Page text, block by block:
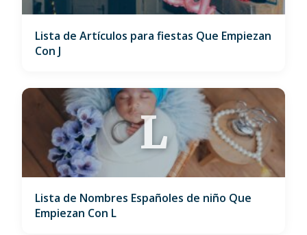
Lista de Artículos para fiestas Que Empiezan
Con J
L
Lista de Nombres Españoles de niño Que
Empiezan Con L